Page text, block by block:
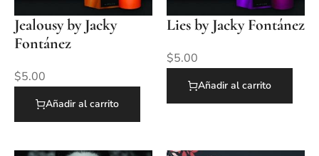
Jealousy by Jacky
Fontánez
$5.00
Añadir al carrito
Lies by Jacky Fontánez
$5.00
Añadir al carrito